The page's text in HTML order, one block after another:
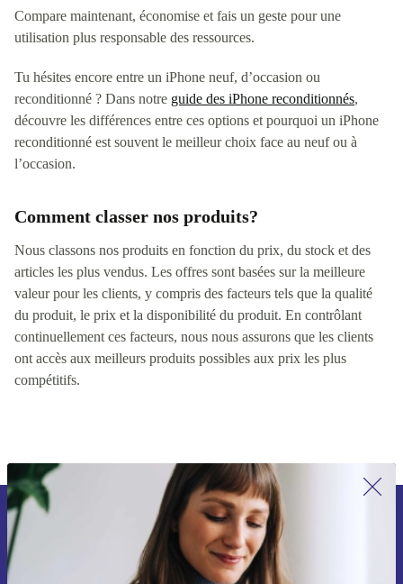
Compare maintenant, économise et fais un geste pour une
utilisation plus responsable des ressources.
Tu hésites encore entre un iPhone neuf, d’occasion ou
reconditionné ? Dans notre guide des iPhone reconditionnés,
découvre les différences entre ces options et pourquoi un iPhone
reconditionné est souvent le meilleur choix face au neuf ou à
l’occasion.
Comment classer nos produits?
Nous classons nos produits en fonction du prix, du stock et des
articles les plus vendus. Les offres sont basées sur la meilleure
valeur pour les clients, y compris des facteurs tels que la qualité
du produit, le prix et la disponibilité du produit. En contrôlant
continuellement ces facteurs, nous nous assurons que les clients
ont accès aux meilleurs produits possibles aux prix les plus
compétitifs.
Recevoir offres et infos de refurbed
par mail
Ne manquez plus aucune offre.